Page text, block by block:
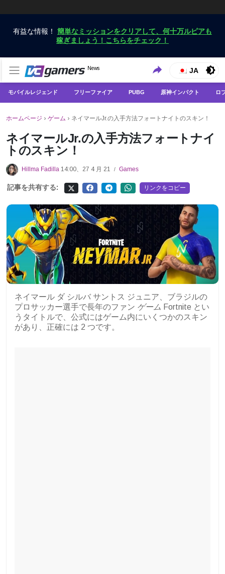
有益な情報！ 簡単なミッションをクリアして、何十万ルピアも
稼ぎましょう！こちらをチェック！
VCGamers ニュース
News
VCGamersだけで最新のゲームニュースを入手
JA
モバイルレジェンド フリーファイア PUBG 原神インパクト ロ
ホームページ › ゲーム › ネイマールJr.の入手方法フォートナイトのスキン！
ネイマールJr.の入手方法フォートナイ
トのスキン！
Hillma Fadilla 14:00、27 4 月 21 / Games
記事を共有する: リンクをコピー
ネイマール ダ シルバ サントス ジュニア、ブラジルの
プロサッカー選手で長年のファン ゲーム Fortnite とい
うタイトルで、公式にはゲーム内にいくつかのスキン
があり、正確には 2 つです。